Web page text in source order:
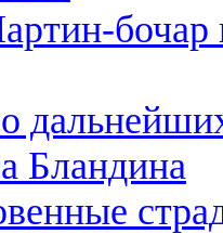
бочар
Бландина